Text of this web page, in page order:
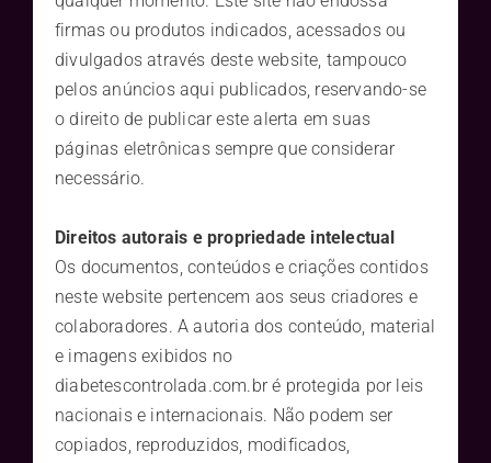
firmas ou produtos indicados, acessados ou
divulgados através deste website, tampouco
pelos anúncios aqui publicados, reservando-se
o direito de publicar este alerta em suas
páginas eletrônicas sempre que considerar
necessário.
Direitos autorais e propriedade intelectual
Os documentos, conteúdos e criações contidos
neste website pertencem aos seus criadores e
colaboradores. A autoria dos conteúdo, material
e imagens exibidos no
diabetescontrolada.com.br é protegida por leis
nacionais e internacionais. Não podem ser
copiados, reproduzidos, modificados,